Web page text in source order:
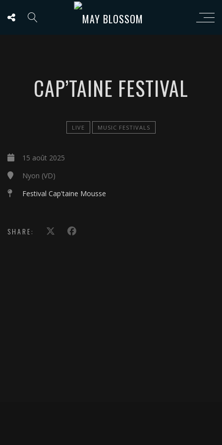
CAP’TAINE FESTIVAL
LIVE MUSIC FESTIVALS
15 août 2025
Nyon (VD)
Festival Cap'taine Mousse
SHARE: